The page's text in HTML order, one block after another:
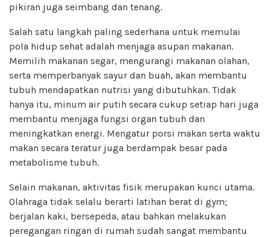
pikiran juga seimbang dan tenang.
Salah satu langkah paling sederhana untuk memulai
pola hidup sehat adalah menjaga asupan makanan.
Memilih makanan segar, mengurangi makanan olahan,
serta memperbanyak sayur dan buah, akan membantu
tubuh mendapatkan nutrisi yang dibutuhkan. Tidak
hanya itu, minum air putih secara cukup setiap hari juga
membantu menjaga fungsi organ tubuh dan
meningkatkan energi. Mengatur porsi makan serta waktu
makan secara teratur juga berdampak besar pada
metabolisme tubuh.
Selain makanan, aktivitas fisik merupakan kunci utama.
Olahraga tidak selalu berarti latihan berat di gym;
berjalan kaki, bersepeda, atau bahkan melakukan
peregangan ringan di rumah sudah sangat membantu